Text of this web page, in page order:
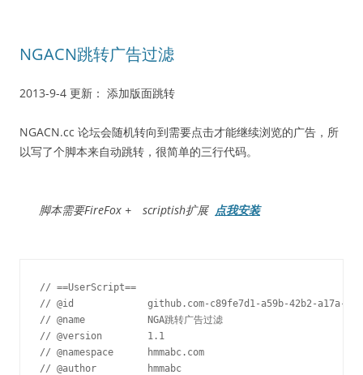
NGACN跳转广告过滤
2013-9-4 更新： 添加版面跳转
NGACN.cc 论坛会随机转向到需要点击才能继续浏览的广告，所
以写了个脚本来自动跳转，很简单的三行代码。
脚本需要FireFox + scriptish扩展 点我安装
// ==UserScript==
// @id             github.com-c89fe7d1-a59b-42b2-a17a-
// @name           NGA跳转广告过滤
// @version        1.1
// @namespace      hmmabc.com
// @author         hmmabc